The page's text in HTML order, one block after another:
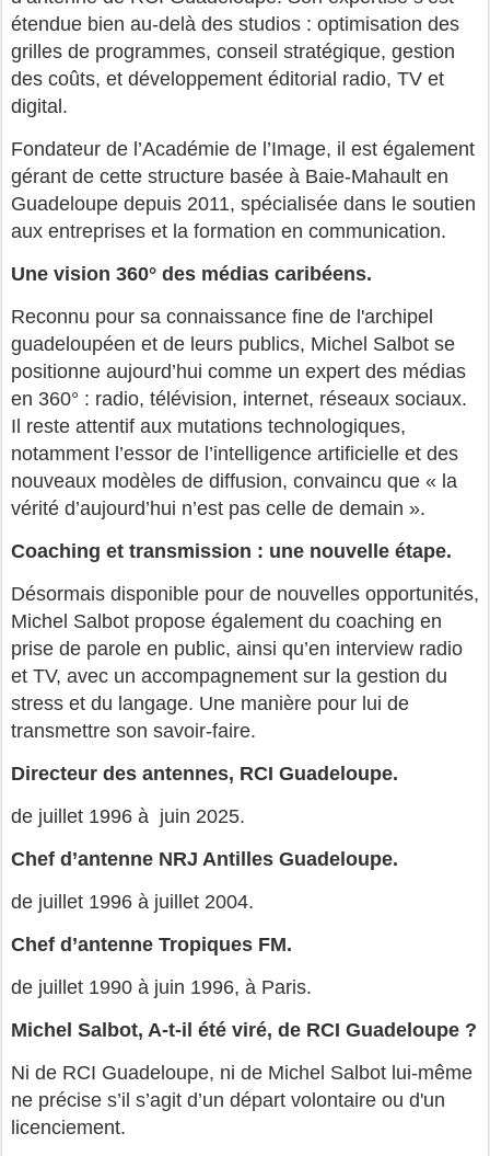
étendue bien au-delà des studios : optimisation des
grilles de programmes, conseil stratégique, gestion
des coûts, et développement éditorial radio, TV et
digital.
Fondateur de l’Académie de l’Image, il est également
gérant de cette structure basée à Baie-Mahault en
Guadeloupe depuis 2011, spécialisée dans le soutien
aux entreprises et la formation en communication.
Une vision 360° des médias caribéens.
Reconnu pour sa connaissance fine de l'archipel
guadeloupéen et de leurs publics, Michel Salbot se
positionne aujourd’hui comme un expert des médias
en 360° : radio, télévision, internet, réseaux sociaux.
Il reste attentif aux mutations technologiques,
notamment l’essor de l’intelligence artificielle et des
nouveaux modèles de diffusion, convaincu que « la
vérité d’aujourd’hui n’est pas celle de demain ».
Coaching et transmission : une nouvelle étape.
Désormais disponible pour de nouvelles opportunités,
Michel Salbot propose également du coaching en
prise de parole en public, ainsi qu’en interview radio
et TV, avec un accompagnement sur la gestion du
stress et du langage. Une manière pour lui de
transmettre son savoir-faire.
Directeur des antennes, RCI Guadeloupe.
de juillet 1996 à juin 2025.
Chef d’antenne NRJ Antilles Guadeloupe.
de juillet 1996 à juillet 2004.
Chef d’antenne Tropiques FM.
de juillet 1990 à juin 1996, à Paris.
Michel Salbot, A-t-il été viré, de RCI Guadeloupe ?
Ni de RCI Guadeloupe, ni de Michel Salbot lui-même
ne précise s’il s’agit d’un départ volontaire ou d'un
licenciement.